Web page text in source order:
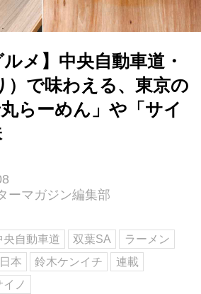
ルメ】中央自動車道・
）で味わえる、東京の
らーめん」や「サイ
ーマガジン編集部
央自動車道 双葉SA
ラーメン
本 鈴木ケンイチ
連載
イノ